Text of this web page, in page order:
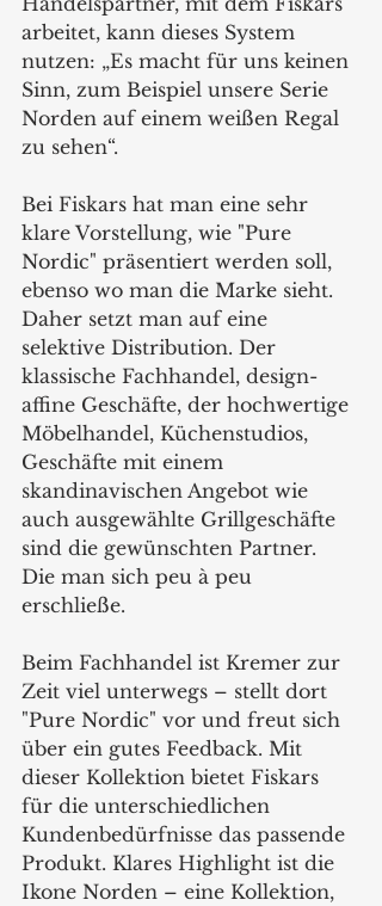
arbeitet, kann dieses System
nutzen: „Es macht für uns keinen
Sinn, zum Beispiel unsere Serie
Norden auf einem weißen Regal
zu sehen“.
Bei Fiskars hat man eine sehr
klare Vorstellung, wie "Pure
Nordic" präsentiert werden soll,
ebenso wo man die Marke sieht.
Daher setzt man auf eine
selektive Distribution. Der
klassische Fachhandel, design-
affine Geschäfte, der hochwertige
Möbelhandel, Küchenstudios,
Geschäfte mit einem
skandinavischen Angebot wie
auch ausgewählte Grillgeschäfte
sind die gewünschten Partner.
Die man sich peu à peu
erschließe.
Beim Fachhandel ist Kremer zur
Zeit viel unterwegs – stellt dort
"Pure Nordic" vor und freut sich
über ein gutes Feedback. Mit
dieser Kollektion bietet Fiskars
für die unterschiedlichen
Kundenbedürfnisse das passende
Produkt. Klares Highlight ist die
Ikone Norden – eine Kollektion,